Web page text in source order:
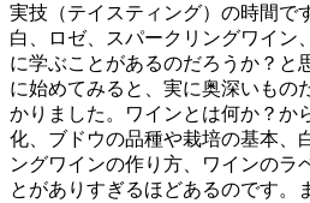
実技（テイスティング）の時間で
白、ロゼ、スパークリングワイン
に学ぶことがあるのだろうか？と
に始めてみると、実に奥深いもの
かりました。ワインとは何か？か
化、ブドウの品種や栽培の基本、
ングワインの作り方、ワインのラ
とがありすぎるほどあるのです。